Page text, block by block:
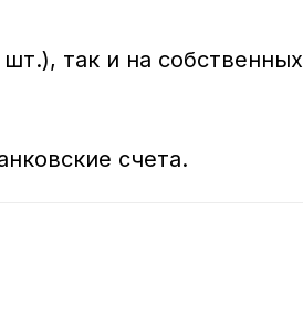
так и на собственных
счета.